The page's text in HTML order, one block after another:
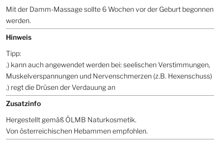
Mit der Damm-Massage sollte 6 Wochen vor der Geburt begonnen
werden.
Hinweis
Tipp:
.) kann auch angewendet werden bei: seelischen Verstimmungen,
Muskelverspannungen und Nervenschmerzen (z.B. Hexenschuss)
.) regt die Drüsen der Verdauung an
Zusatzinfo
Hergestellt gemäß ÖLMB Naturkosmetik.
Von österreichischen Hebammen empfohlen.